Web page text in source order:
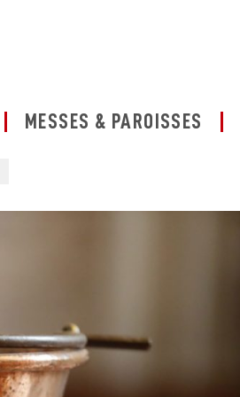
MESSES & PAROISSES